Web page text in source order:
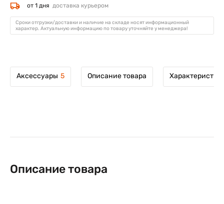
от 1 дня доставка курьером
Сроки отгрузки/доставки и наличие на складе носят информационный
характер. Актуальную информацию по товару уточняйте у менеджера!
Аксессуары 5 Описание товара
Описание товара